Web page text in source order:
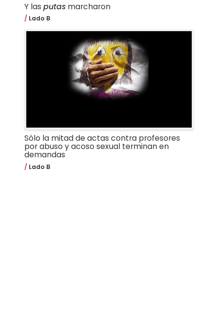
Y las putasmarcharon
Lado B
Sólo la mitad de actas contra profesores
por abuso y acoso sexual terminan en
demandas
Lado B